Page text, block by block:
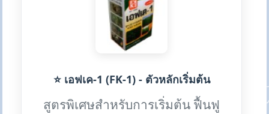
⭐ เอฟเค-1 (FK-1) - ตัวหลักเริ่มต้น
สูตรพิเศษสำหรับการเริ่มต้น ฟื้นฟู